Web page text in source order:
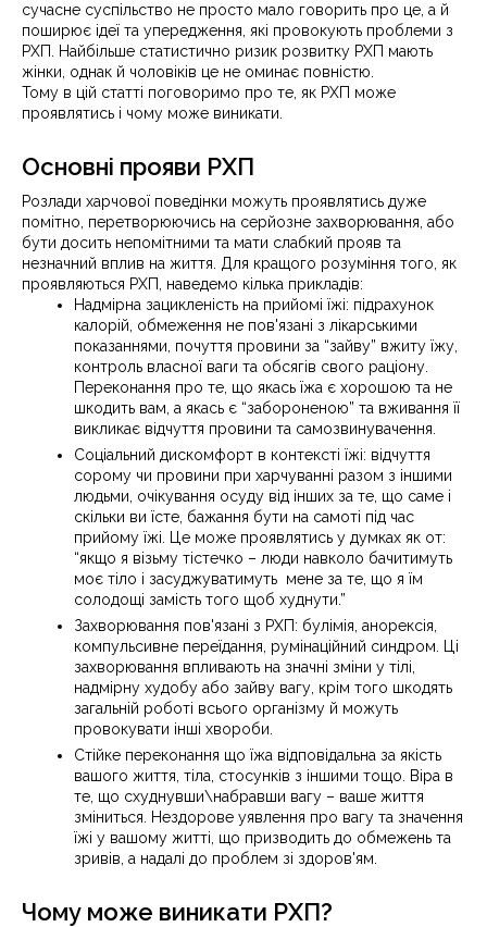
сучасне суспільство не просто мало говорить про це, а й
поширює ідеї та упередження, які провокують проблеми з
РХП. Найбільше статистично ризик розвитку РХП мають
жінки, однак й чоловіків це не оминає повністю.
Тому в цій статті поговоримо про те, як РХП може
проявлятись і чому може виникати.
Основні прояви РХП
Розлади харчової поведінки можуть проявлятись дуже
помітно, перетворюючись на серйозне захворювання, або
бути досить непомітними та мати слабкий прояв та
незначний вплив на життя. Для кращого розуміння того, як
проявляються РХП, наведемо кілька прикладів:
Надмірна зацикленість на прийомі їжі: підрахунок
калорій, обмеження не пов'язані з лікарськими
показаннями, почуття провини за “зайву” вжиту їжу,
контроль власної ваги та обсягів свого раціону.
Переконання про те, що якась їжа є хорошою та не
шкодить вам, а якась є “забороненою” та вживання її
викликає відчуття провини та самозвинувачення.
Соціальний дискомфорт в контексті їжі: відчуття
сорому чи провини при харчуванні разом з іншими
людьми, очікування осуду від інших за те, що саме і
скільки ви їсте, бажання бути на самоті під час
прийому їжі. Це може проявлятись у думках як от:
“якщо я візьму тістечко – люди навколо бачитимуть
моє тіло і засуджуватимуть мене за те, що я їм
солодощі замість того щоб худнути.”
Захворювання пов'язані з РХП: булімія, анорексія,
компульсивне переїдання, румінаційний синдром. Ці
захворювання впливають на значні зміни у тілі,
надмірну худобу або зайву вагу, крім того шкодять
загальній роботі всього організму й можуть
провокувати інші хвороби.
Стійке переконання що їжа відповідальна за якість
вашого життя, тіла, стосунків з іншими тощо. Віра в
те, що схуднувши\набравши вагу – ваше життя
зміниться. Нездорове уявлення про вагу та значення
їжі у вашому житті, що призводить до обмежень та
зривів, а надалі до проблем зі здоров'ям.
Чому може виникати РХП?